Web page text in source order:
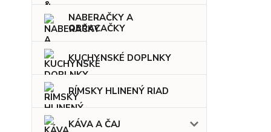
NABERAČKY A
OBRACAČKY
KUCHYNSKÉ DOPLNKY
RÍMSKY HLINENÝ RIAD
KÁVA A ČAJ